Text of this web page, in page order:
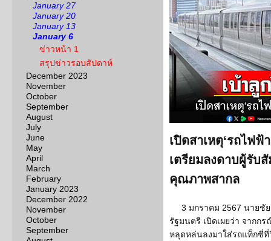
January 27
January 20
January 13
January 6
ข่าวหน้า 1
สรุปข่าวรอบสัปดาห์
December 2023
November
October
September
August
July
June
May
April
March
February
January 2023
December 2022
November
October
September
เปิดสาเหตุ‘รถไฟฟ้
เตรียมลงดาบผู้รับ
คุณภาพสากล
3 มกราคม 2567 นายชั
รัฐมนตรี เปิดเผยว่า จากก
หลุดหล่นลงมาใส่รถแท็กซี่